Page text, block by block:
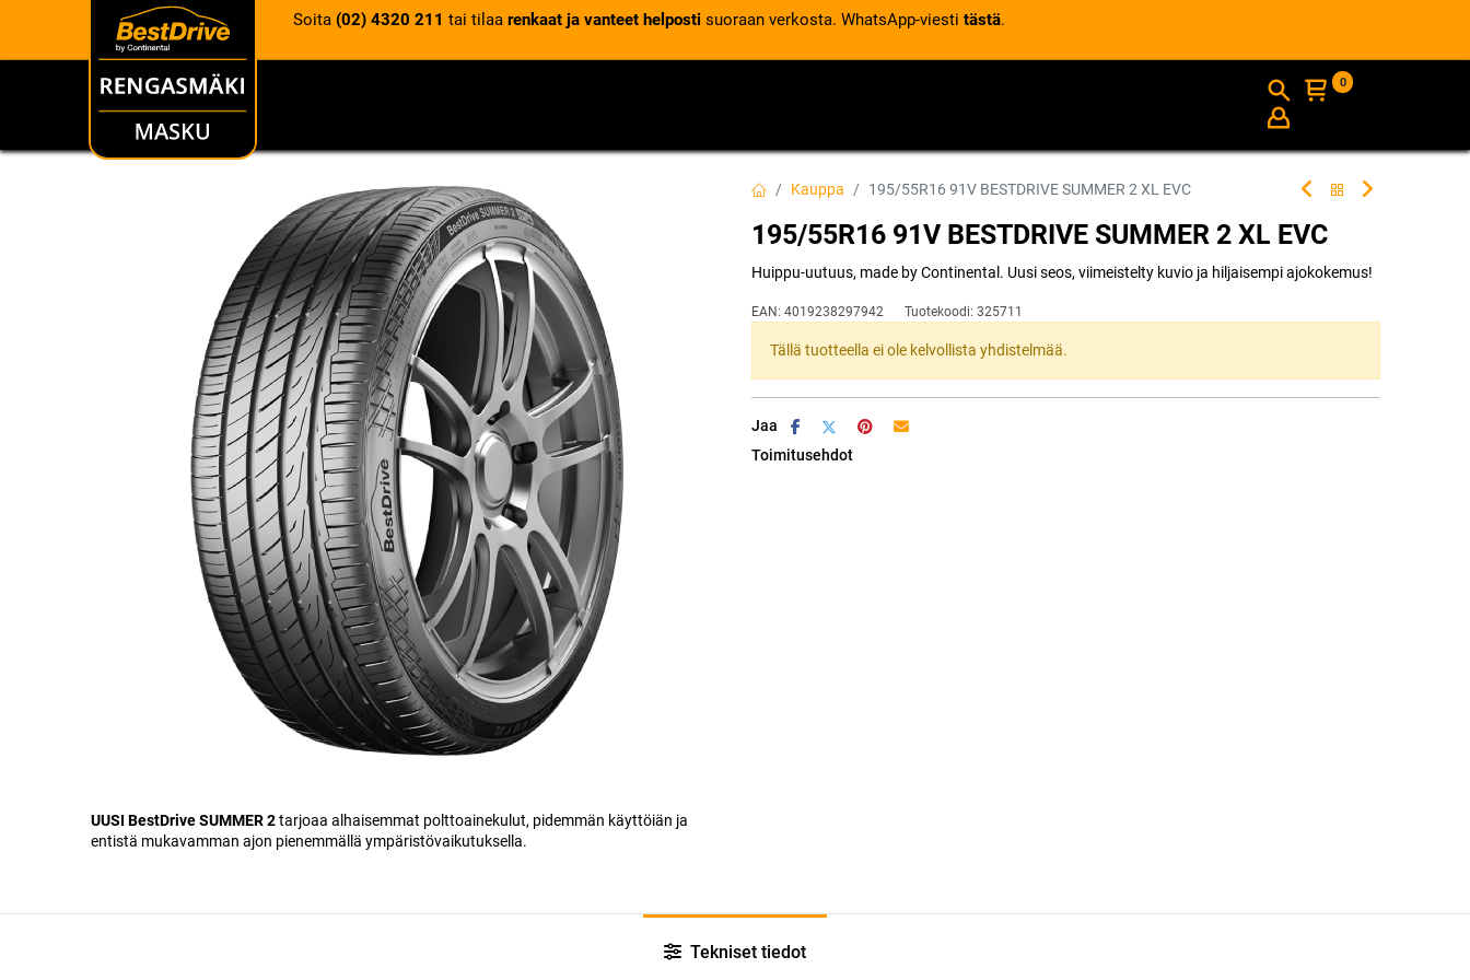
Soita (02) 4320 211 tai tilaa renkaat ja vanteet helposti suoraan verkosta. WhatsApp-viesti tästä.
RENKAAT INFO
0
UUSI BestDrive SUMMER 2tarjoaa alhaisemmat polttoainekulut, pidemmän käyttöiän ja
entistä mukavamman ajon pienemmällä ympäristövaikutuksella.
Kauppa 195/55R16 91V BESTDRIVE SUMMER 2 XL EVC
195/55R16 91V BESTDRIVE SUMMER 2 XL EVC
Huippu-uutuus, made by Continental. Uusi seos, viimeistelty kuvio ja hiljaisempi ajokokemus!
EAN: 4019238297942 Tuotekoodi: 325711
Tällä tuotteella ei ole kelvollista yhdistelmää.
Jaa
Toimitusehdot
Tekniset tiedot